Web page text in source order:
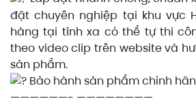
đặt chuyên nghiệp tại khu vực
hàng tại tỉnh xa có thể tự thi
theo video clip trên website và
sản phẩm.
Bảo hành sản phẩm chính
——————- ————————